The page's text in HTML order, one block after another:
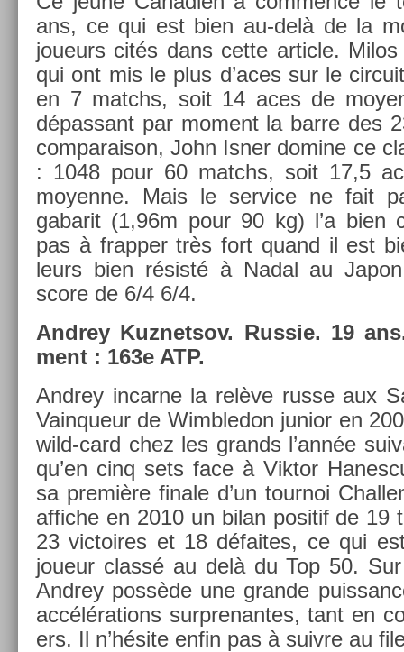
ans, ce qui est bien au-delà de la
joueurs cités dans cette ar­ticle.
qui ont mis le plus d’aces sur le
en 7 matchs, soit 14 aces de
dépas­sant par mo­ment la barre des
com­paraison, John Isner domine ce
: 1048 pour 60 matchs, soit 17,5
moyen­ne. Mais le ser­vice ne fait
gabarit (1,96m pour 90 kg) l’a bien
pas à frapp­er très fort quand il est
leurs bien résisté à Nadal au
score de 6/4 6/4.
An­drey Kuz­netsov. Rus­sie. 19
ment : 163e ATP.
An­drey in­car­ne la relève russe aux
Vain­queur de Wimbledon junior en
wild-card chez les grands l’année
qu’en cinq sets face à Vik­tor
sa première fin­ale d’un tour­noi
af­fiche en 2010 un bilan positif de 19
23 vic­toires et 18 défaites, ce qui
joueur classé au delà du Top 50.
An­drey possède une gran­de
accéléra­tions sur­prenan­tes, tant en
ers. Il n’hésite enfin pas à suiv­re au